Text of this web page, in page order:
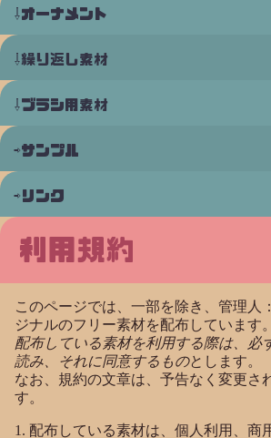
オーナメント
繰り返し素材
ブラシ用素材
サンプル
リンク
利用規約
このページでは、一部を除き、管理人
ジナルのフリー素材を配布しています。
配布している素材を利用する際は、必
読み、それに同意するものとします。
なお、規約の文章は、予告なく変更さ
す。
配布している素材は、個人利用、商